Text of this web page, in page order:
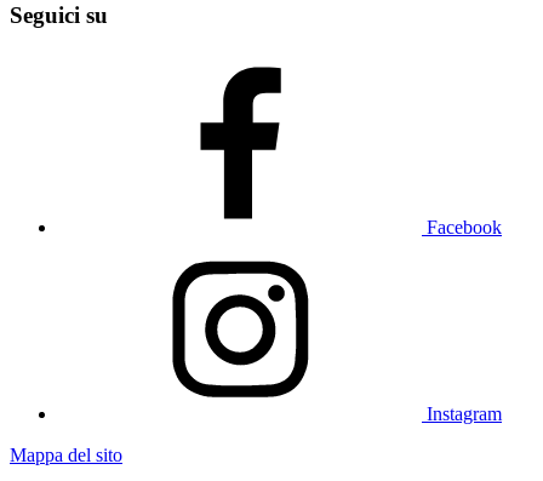
Seguici su
Facebook
Instagram
Mappa del sito